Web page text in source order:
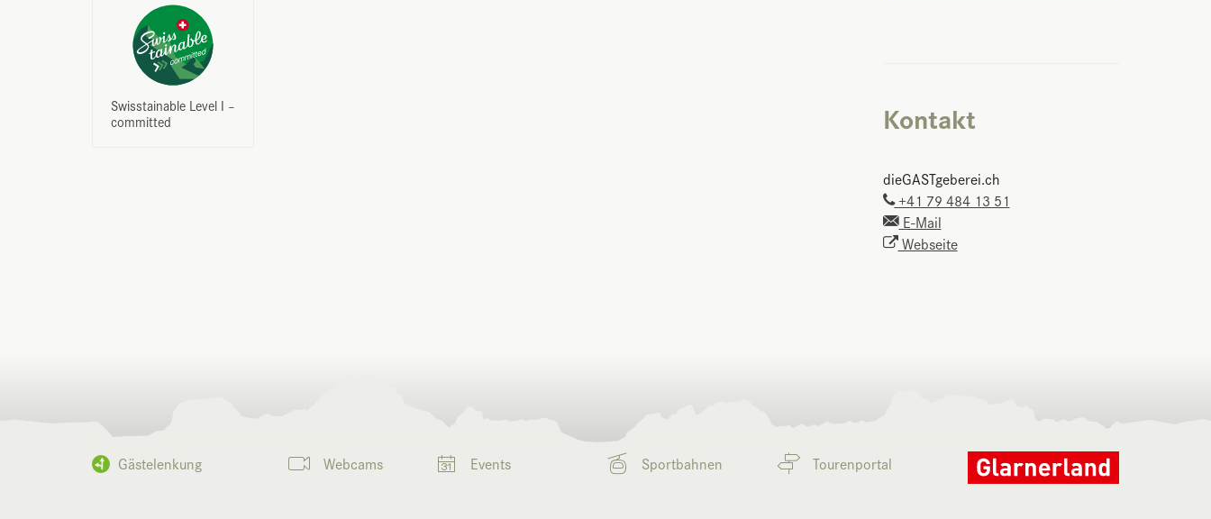
Swisstainable Level I –
committed
Kontakt
dieGASTgeberei.ch
+41 79 484 13 51
E-Mail
Webseite
Gästelenkung Webcams Events Sportbahnen Tourenportal